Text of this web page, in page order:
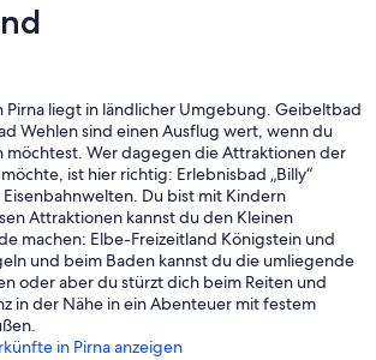
Pirna liegt in ländlicher Umgebung. Geibeltbad
Wehlen sind einen Ausflug wert, wenn du
möchtest. Wer dagegen die Attraktionen der
ist hier richtig: Erlebnisbad „Billy“
Du bist mit Kindern
Attraktionen kannst du den Kleinen
machen: Elbe-Freizeitland Königstein und
und beim Baden kannst du die umliegende
oder aber du stürzt dich beim Reiten und
in der Nähe in ein Abenteuer mit festem
in Pirna anzeigen